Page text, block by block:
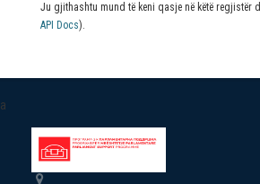
Ju gjithashtu mund të keni qasje në këtë regjistër
API Docs).
a